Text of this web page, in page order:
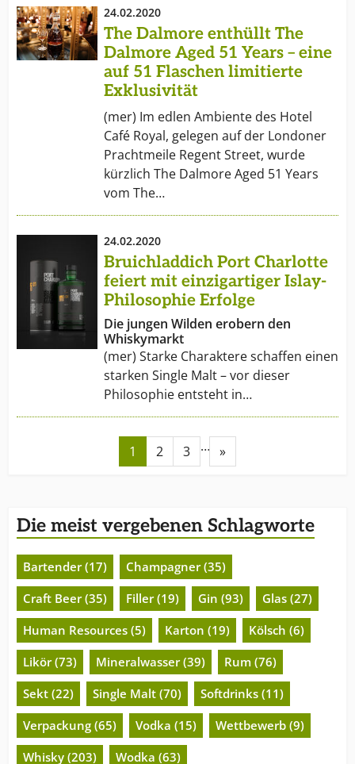
24.02.2020
The Dalmore enthüllt The
Dalmore Aged 51 Years – eine
auf 51 Flaschen limitierte
Exklusivität
(mer) Im edlen Ambiente des Hotel
Café Royal, gelegen auf der Londoner
Prachtmeile Regent Street, wurde
kürzlich The Dalmore Aged 51 Years
vom The…
24.02.2020
Bruichladdich Port Charlotte
feiert mit einzigartiger Islay-
Philosophie Erfolge
Die jungen Wilden erobern den
Whiskymarkt
(mer) Starke Charaktere schaffen einen
starken Single Malt – vor dieser
Philosophie entsteht in…
1 2 3 … »
Die meist vergebenen Schlagworte
Bartender (17)
Champagner (35)
Craft Beer (35)
Filler (19) Gin (93)
Glas (27)
Human Resources (5)
Karton (19)
Kölsch (6)
Likör (73)
Mineralwasser (39)
Rum (76)
Sekt (22)
Single Malt (70)
Softdrinks (11)
Verpackung (65)
Vodka (15)
Wettbewerb (9)
Whisky (203)
Wodka (63)